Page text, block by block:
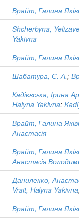
Врайт, Галина
Shcherbyna,
Yakivna
Врайт, Галина
Шабатура, Є. А.;
Кадієвська, Ірина
Halyna Yakivna;
Врайт, Галина
Анастасія
Врайт, Галина
Анастасія
Даниленко,
Vrait, Halyna Yakivna
Врайт, Галина